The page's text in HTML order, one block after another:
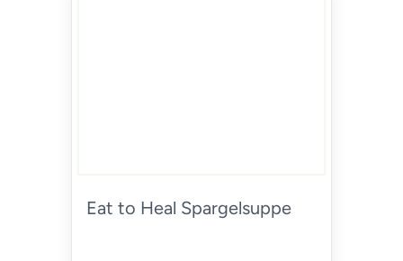
Eat to Heal Spargelsuppe